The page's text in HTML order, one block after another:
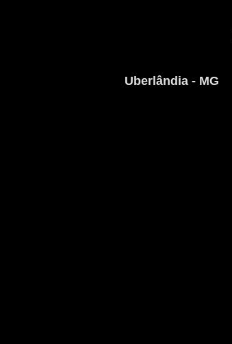
Uberlândia - MG